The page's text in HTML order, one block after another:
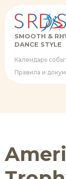
SMOOTH &
DANCE STYLE
Календарь
Правила и